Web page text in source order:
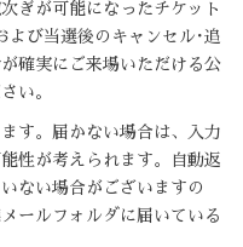
ぎが可能になったチケット
よび当選後のキャンセル･追
確実にご来場いただける公
い｡
す。届かない場合は、入力
性が考えられます。自動返
ない場合がございますの
ールフォルダに届いている